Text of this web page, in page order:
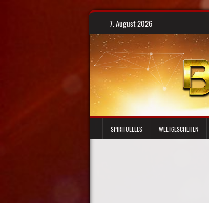
Skip
content
7. August 2026
SPIRITUELLES WELTGESCHEHEN